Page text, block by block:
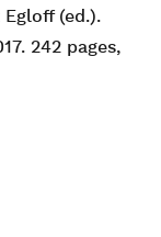
(ed.).
242 pages,